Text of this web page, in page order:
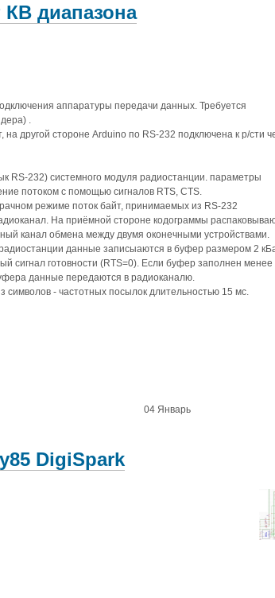
КВ диапазона
аппаратуры передачи данных. Требуется
.
другой стороне Arduino по RS-232 подключена к р/сти
RS-232) системного модуля радиостанции. параметры
потоком с помощью сигналов RTS, CTS.
режиме поток байт, принимаемых из RS-232
На приёмной стороне кодограммы
канал обмена между двумя оконечными устройствами.
данные записыаются в буфер размером 2
сигнал готовности (RTS=0). Если буфер заполнен менее
данные передаются в радиоканалю.
- частотных посылок длительностью 15 мс.
04 Январь
DigiSpark